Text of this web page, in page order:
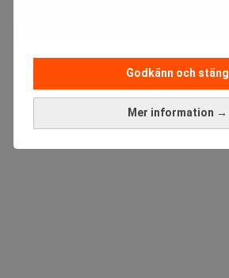
Mer information →
Godkänn och stäng